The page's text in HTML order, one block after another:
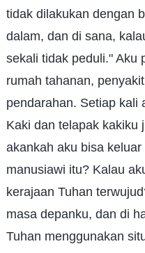
tidak dilakukan dengan
dalam, dan di sana,
sekali tidak peduli." Aku
rumah tahanan,
pendarahan. Setiap kali
Kaki dan telapak kakiku
akankah aku bisa
manusiawi itu? Kalau
kerajaan Tuhan
masa depanku, dan di
Tuhan menggunakan